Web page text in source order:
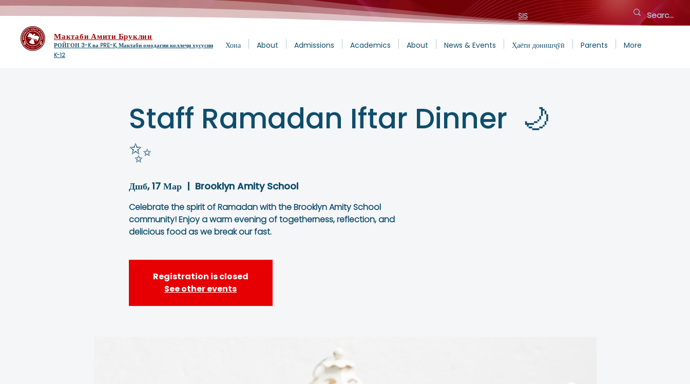
SIS
Мактаби Амити Бруклин
РОЙГОН 3-K ва PRE-K, Мактаби омодагии коллеҷи хусусии
K-12
Хона About Admissions Academics About News & Events Ҳаёти донишҷӯӣ Parents More
Staff Ramadan Iftar Dinner 🌙
✨
Дшб, 17 Мар
  |
Brooklyn Amity School
Celebrate the spirit of Ramadan with the Brooklyn Amity School
community! Enjoy a warm evening of togetherness, reflection, and
delicious food as we break our fast.
Registration is closed
See other events